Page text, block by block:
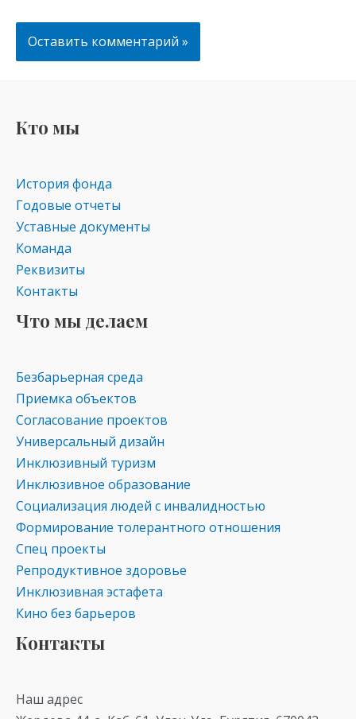
Кто мы
История фонда
Годовые отчеты
Уставные документы
Команда
Реквизиты
Контакты
Что мы делаем
Безбарьерная среда
Приемка объектов
Согласование проектов
Универсальный дизайн
Инклюзивный туризм
Инклюзивное образование
Социализация людей с инвалидностью
Формирование толерантного отношения
Спец проекты
Репродуктивное здоровье
Инклюзивная эстафета
Кино без барьеров
Контакты
Наш адрес